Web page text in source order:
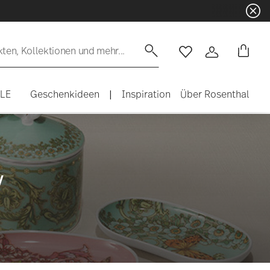
☀️ Summer SALE auf ausgewählte
Kollektionen und mehr... WishlistAnmelden
Geschenkideen | Inspiration Über Rosenthal